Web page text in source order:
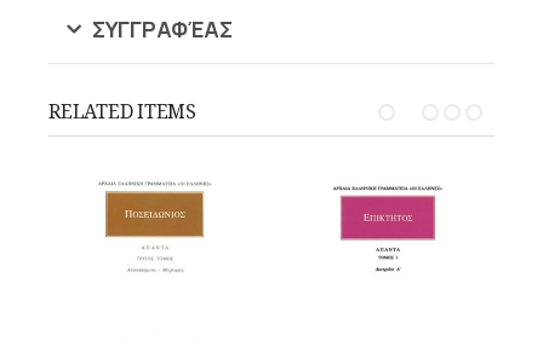
ΣΥΓΓΡΑΦΈΑΣ
RELATED ITEMS